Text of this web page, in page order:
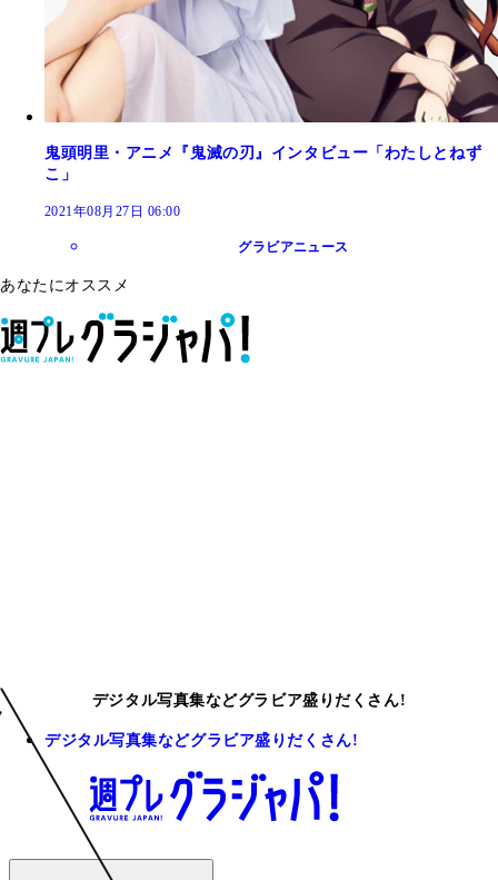
鬼頭明里・アニメ『鬼滅の刃』インタビュー「わたしとねず
こ」
2021年08月27日 06:00
グラビアニュース
あなたにオススメ
デジタル写真集などグラビア盛りだくさん!
デジタル写真集などグラビア盛りだくさん!